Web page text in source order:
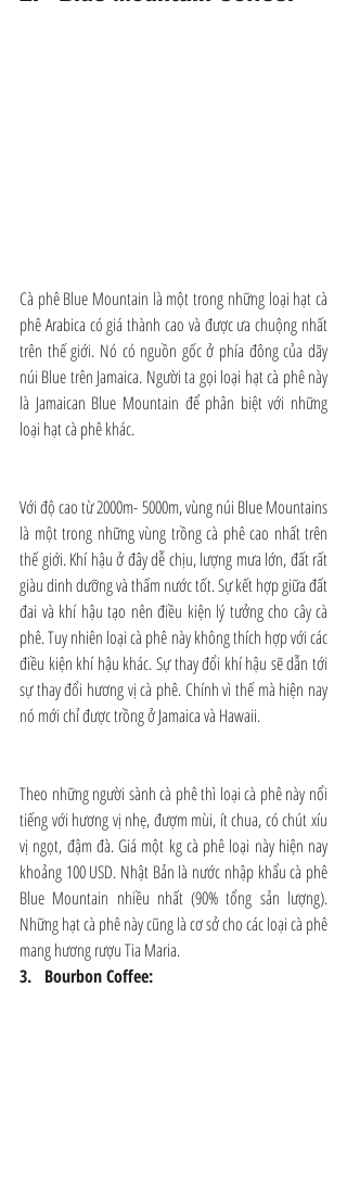
Cà phê Blue Mountain là một trong những loại hạt cà
phê Arabica có giá thành cao và được ưa chuộng nhất
trên thế giới. Nó có nguồn gốc ở phía đông của dãy
núi Blue trên Jamaica. Người ta gọi loại hạt cà phê này
là Jamaican Blue Mountain để phân biệt với những
loại hạt cà phê khác.
Với độ cao từ 2000m- 5000m, vùng núi Blue Mountains
là một trong những vùng trồng cà phê cao nhất trên
thế giới. Khí hậu ở đây dễ chịu, lượng mưa lớn, đất rất
giàu dinh dưỡng và thấm nước tốt. Sự kết hợp giữa đất
đai và khí hậu tạo nên điều kiện lý tưởng cho cây cà
phê. Tuy nhiên loại cà phê này không thích hợp với các
điều kiện khí hậu khác. Sự thay đổi khí hậu sẽ dẫn tới
sự thay đổi hương vị cà phê. Chính vì thế mà hiện nay
nó mới chỉ được trồng ở Jamaica và Hawaii.
Theo những người sành cà phê thì loại cà phê này nổi
tiếng với hương vị nhẹ, đượm mùi, ít chua, có chút xíu
vị ngọt, đậm đà. Giá một kg cà phê loại này hiện nay
khoảng 100 USD. Nhật Bản là nước nhập khẩu cà phê
Blue Mountain nhiều nhất (90% tổng sản lượng).
Những hạt cà phê này cũng là cơ sở cho các loại cà phê
mang hương rượu Tia Maria.
3.   Bourbon Coffee: